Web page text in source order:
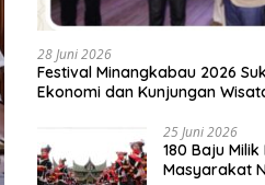
28 Juni 2026
Festival Minangkabau 2026
Ekonomi dan Kunjungan
25 Juni 2026
180 Baju
Masyarakat